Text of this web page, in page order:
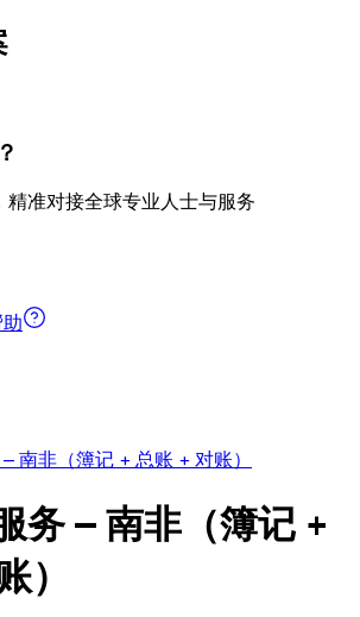
精准对接全球专业人士与服务
南非（簿记 + 总账 + 对账）
务 – 南非（簿记 +
）